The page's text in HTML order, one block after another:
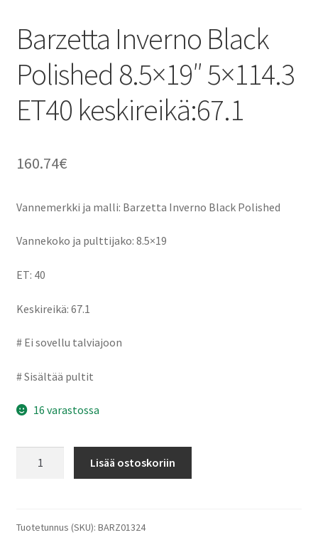
Barzetta Inverno Black
Polished 8.5×19″ 5×114.3
ET40 keskireikä:67.1
160.74€
Vannemerkki ja malli: Barzetta Inverno Black Polished
Vannekoko ja pulttijako: 8.5×19
ET: 40
Keskireikä: 67.1
# Ei sovellu talviajoon
# Sisältää pultit
16 varastossa
8.5x19"
Lisää ostoskoriin
Tuotetunnus (SKU): BARZ01324